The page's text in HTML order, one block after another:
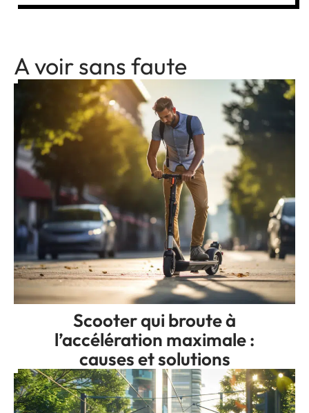
A voir sans faute
Scooter qui broute à
l’accélération maximale :
causes et solutions